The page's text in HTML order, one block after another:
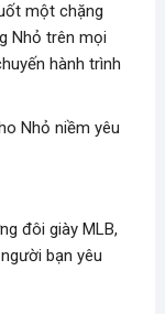
một chặng
Nhỏ trên mọi
hành trình
Nhỏ niềm yêu
đôi giày MLB,
bạn yêu